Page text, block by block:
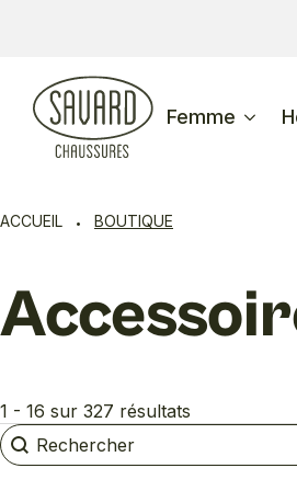
Femme
ACCUEIL BOUTIQUE
1 - 16 sur 327 résultats
Rechercher
Rechercher